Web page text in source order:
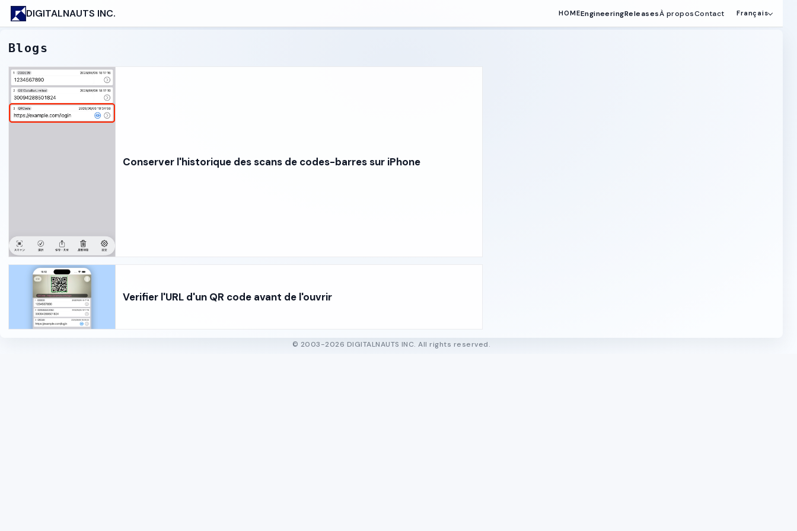
DIGITALNAUTS INC. HOMEEngineeringReleasesÀ proposContact Français
Blogs
Conserver l'historique des scans de codes-barres sur iPhone
Verifier l'URL d'un QR code avant de l'ouvrir
© 2003-2026 DIGITALNAUTS INC. All rights reserved.